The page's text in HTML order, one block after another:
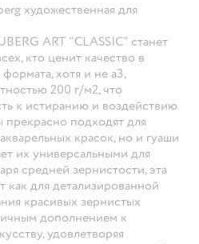
художественная для
ART "CLASSIC" станет
кто ценит качество в
хотя и не а3,
200 г/м2, что
к истиранию и воздействию
прекрасно подходят для
красок, но и гуаши
их универсальными для
средней зернистости, эта
как для детализированной
красивых зернистых
дополнением к
удовлетворяя